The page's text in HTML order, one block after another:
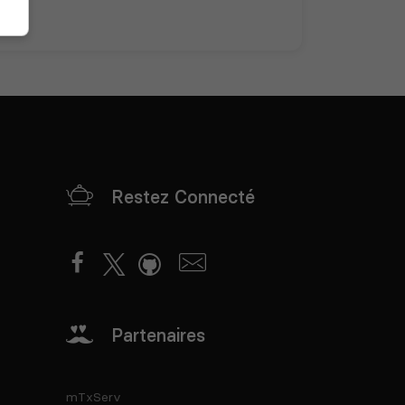
Restez Connecté
Partenaires
mTxServ